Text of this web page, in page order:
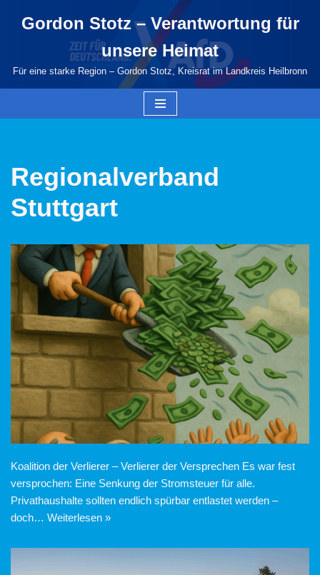
springen
Gordon Stotz – Verantwortung für
unsere Heimat
Für eine starke Region – Gordon Stotz, Kreisrat im Landkreis Heilbronn
Regionalverband
Stuttgart
Koalition der Verlierer – Verlierer der Versprechen Es war fest
versprochen: Eine Senkung der Stromsteuer für alle.
Privathaushalte sollten endlich spürbar entlastet werden –
doch… Weiterlesen »